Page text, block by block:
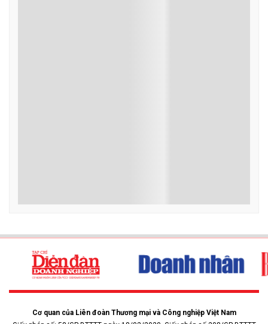
Cơ quan của Liên đoàn Thương mại và Công nghiệp Việt Nam